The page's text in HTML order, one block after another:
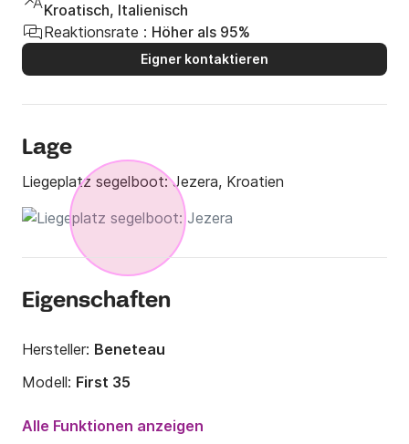
Kroatisch, Italienisch
Reaktionsrate : Höher als 95%
Eigner kontaktieren
Lage
Liegeplatz segelboot:Jezera, Kroatien
Eigenschaften
Hersteller: Beneteau
Modell: First 35
2012 (Renoviert in 2020)
Alle Funktionen anzeigen